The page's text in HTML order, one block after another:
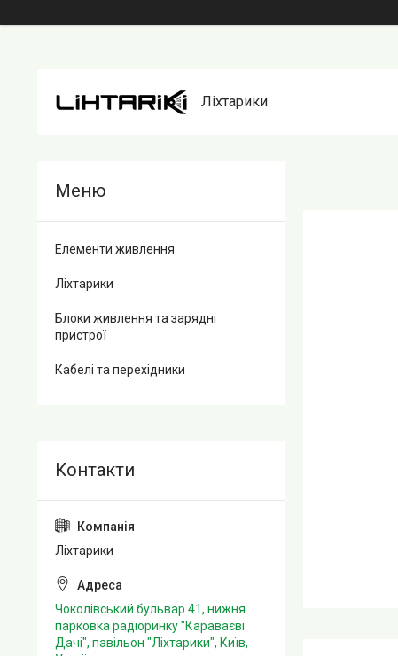
Ліхтарики
Елементи живлення
Ліхтарики
Блоки живлення та зарядні
пристрої
Кабелі та перехідники
Ліхтарики
Чоколівський бульвар 41, нижня
парковка радіоринку "Караваєві
Дачі", павільон "Ліхтарики", Київ,